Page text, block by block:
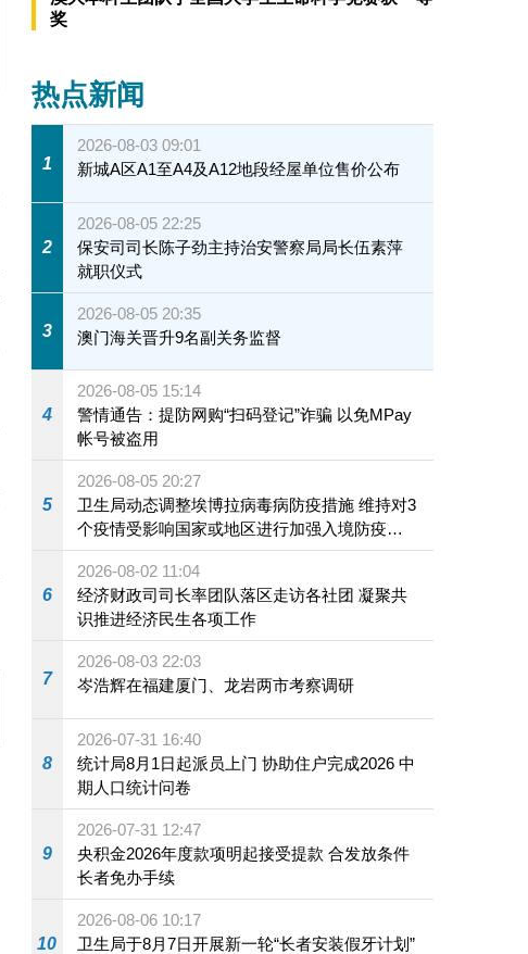
奖
热点新闻
1
2026-08-03 09:01
新城A区A1至A4及A12地段经屋单位售价公布
2
2026-08-05 22:25
保安司司长陈子劲主持治安警察局局长伍素萍
就职仪式
3
2026-08-05 20:35
澳门海关晋升9名副关务监督
4
2026-08-05 15:14
警情通告：提防网购“扫码登记”诈骗 以免MPay
帐号被盗用
5
2026-08-05 20:27
卫生局动态调整埃博拉病毒病防疫措施 维持对3
个疫情受影响国家或地区进行加强入境防疫措
施
6
2026-08-02 11:04
经济财政司司长率团队落区走访各社团 凝聚共
识推进经济民生各项工作
7
2026-08-03 22:03
岑浩辉在福建厦门、龙岩两市考察调研
8
2026-07-31 16:40
统计局8月1日起派员上门 协助住户完成2026 中
期人口统计问卷
9
2026-07-31 12:47
央积金2026年度款项明起接受提款 合发放条件
长者免办手续
10
2026-08-06 10:17
卫生局于8月7日开展新一轮“长者安装假牙计划”